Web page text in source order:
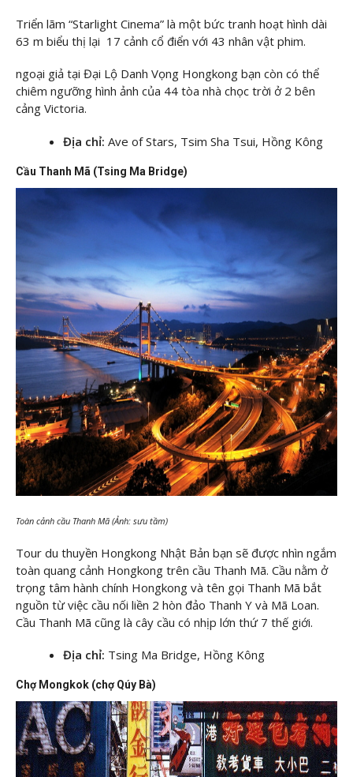
Triển lãm “Starlight Cinema” là một bức tranh hoạt hình dài
63 m biểu thị lại 17 cảnh cổ điển với 43 nhân vật phim.
ngoại giả tại Đại Lộ Danh Vọng Hongkong bạn còn có thể
chiêm ngưỡng hình ảnh của 44 tòa nhà chọc trời ở 2 bên
cảng Victoria.
Địa chỉ: Ave of Stars, Tsim Sha Tsui, Hồng Kông
Cầu Thanh Mã (Tsing Ma Bridge)
Toàn cảnh cầu Thanh Mã (Ảnh: sưu tầm)
Tour du thuyền Hongkong Nhật Bản bạn sẽ được nhìn ngắm
toàn quang cảnh Hongkong trên cầu Thanh Mã. Cầu nằm ở
trọng tâm hành chính Hongkong và tên gọi Thanh Mã bắt
nguồn từ việc cầu nối liền 2 hòn đảo Thanh Y và Mã Loan.
Cầu Thanh Mã cũng là cây cầu có nhịp lớn thứ 7 thế giới.
Địa chỉ: Tsing Ma Bridge, Hồng Kông
Chợ Mongkok (chợ Qúy Bà)